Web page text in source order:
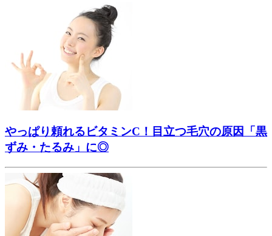
やっぱり頼れるビタミンC！目立つ毛穴の原因「黒
ずみ・たるみ」に◎